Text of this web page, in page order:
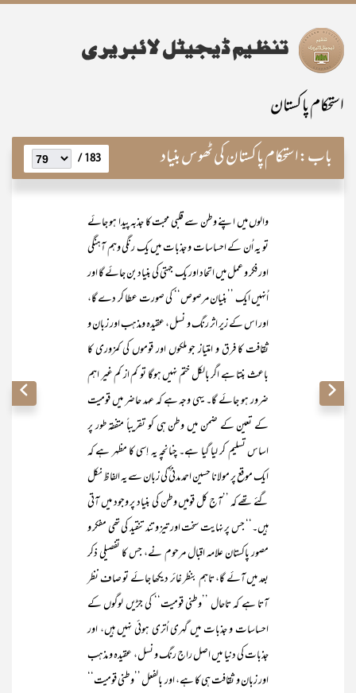
استحکام پاکستان
باب:استحکام پاکستان کی ٹھوس بنیاد 183 /
والوں میں اپنے وطن سے قلبی محبت کا جذبہ پیدا ہو جائے
تو یہ اُن کے احساسات و جذبات میں یک رنگی وہم آہنگی
اور فکر و عمل میں اتحاد اور یک جہتی کی بنیاد بن جائے گا اور
اُنہیں ایک ’’بنیان مرصوص‘‘ کی صورت عطا کر دے گا،
اور اس کے زیر اثر رنگ و نسل، عقیدہ ومذہب اور زبان و
ثقافت کا فرق و امتیاز جو ملکوں اور قوموں کی کمزوری کا
باعث بنتا ہے اگر بالکل ختم نہیں ہوگا تو کم از کم غیر اہم
ضرور ہو جائے گا۔ یہی وجہ ہے کہ عہد حاضر میں قومیت
کے تعین کے ضمن میں وطن ہی کو تقریباً متفقہ طور پر
اساس تسلیم کر لیا گیا ہے۔ چنانچہ یہ اِسی کا مظہر ہے کہ
ایک موقع پر مولانا حسین احمد مدنی ؒکی زبان سے یہ الفاظ نکل
گئے تھے کہ ’’آج کل قومیں وطن کی بنیاد پر وجود میں آتی
ہیں۔‘‘ جس پر نہایت سخت اور تیز و تند تنقید کی تھی مفکر و
مصور پاکستان علامہ اقبال مرحوم نے، جس کا تفصیلی ذکر
بعد میں آئے گا، تاہم بنظر غائر دیکھا جائے تو صاف نظر
آتا ہے کہ تاحال ’’وطنی قومیت‘‘ کی جڑیں لوگوں کے
احساسات و جذبات میں گہری اُتری ہوئی نہیں ہیں، اور
جذبات کی دنیا میں اصل راج رنگ و نسل، عقیدہ و مذہب
اور زبان و ثقافت ہی کا ہے، اور بالفعل ’’وطنی قومیت‘‘